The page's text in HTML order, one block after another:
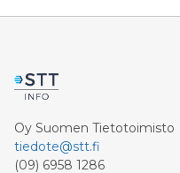
Oy Suomen Tietotoimisto
tiedote@stt.fi
(09) 6958 1286